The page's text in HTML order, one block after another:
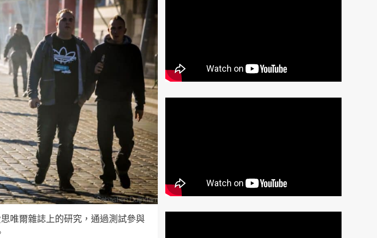
唯爾雜誌上的研究，通過測試參與